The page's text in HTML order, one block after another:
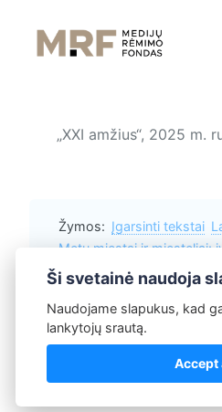
„XXI amžius“, 2025 m.
Žymos: Įgarsinti tekstai
Metų miestai ir miesteliai:
istorija
Ši svetainė naudoja
Naudojame slapukus, kad
lankytojų srautą.
Accept